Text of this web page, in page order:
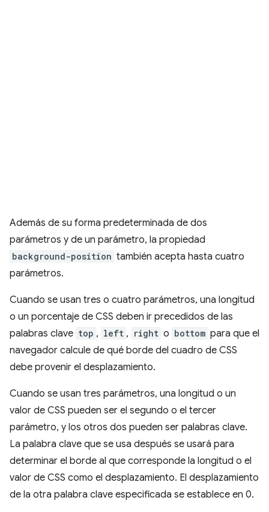
Además de su forma predeterminada de dos
parámetros y de un parámetro, la propiedad
background-position también acepta hasta cuatro
parámetros.
Cuando se usan tres o cuatro parámetros, una longitud
o un porcentaje de CSS deben ir precedidos de las
palabras clave top , left , right o bottom para que el
navegador calcule de qué borde del cuadro de CSS
debe provenir el desplazamiento.
Cuando se usan tres parámetros, una longitud o un
valor de CSS pueden ser el segundo o el tercer
parámetro, y los otros dos pueden ser palabras clave.
La palabra clave que se usa después se usará para
determinar el borde al que corresponde la longitud o el
valor de CSS como el desplazamiento. El desplazamiento
de la otra palabra clave especificada se establece en 0.